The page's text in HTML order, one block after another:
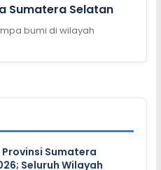
Sumatera Selatan
bumi di wilayah
Sumatera
Seluruh Wilayah